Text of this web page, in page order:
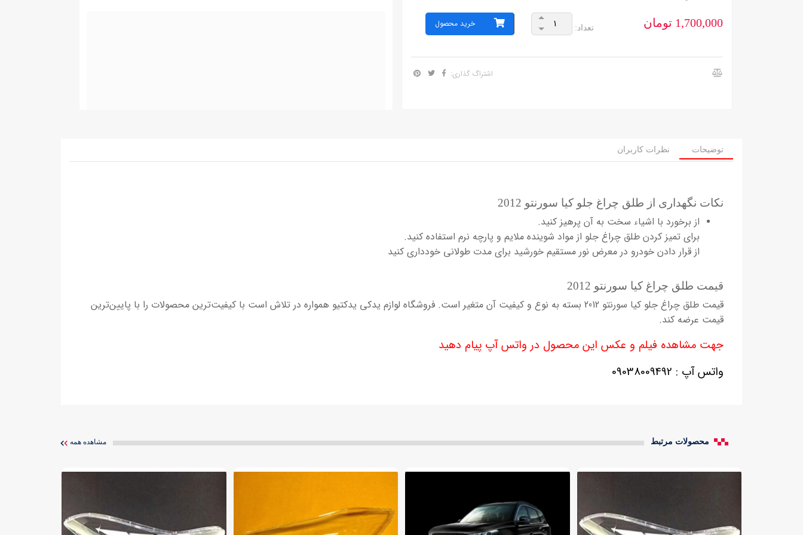
1,700,000 تومان تعداد: خرید محصول
اشتراگ گذاری:
توضیحات نظرات کاربران
نکات نگهداری از طلق چراغ جلو کیا سورنتو 2012
از برخورد با اشیاء سخت به آن پرهیز کنید.
برای تمیز کردن طلق چراغ جلو از مواد شوینده ملایم و پارچه نرم استفاده کنید.
از قرار دادن خودرو در معرض نور مستقیم خورشید برای مدت طولانی خودداری کنید
قیمت طلق چراغ کیا سورنتو 2012
قیمت طلق چراغ جلو کیا سورنتو 2012 بسته به نوع و کیفیت آن متغیر است. فروشگاه لوازم یدکی یدکتیو همواره در تلاش است با کیفیت‌ترین محصولات را با پایین‌ترین
قیمت عرضه کند.
جهت مشاهده فیلم و عکس این محصول در واتس آپ پیام دهید
واتس آپ : 09038009492
محصولات مرتبط مشاهده همه